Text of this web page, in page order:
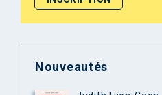
Nouveautés